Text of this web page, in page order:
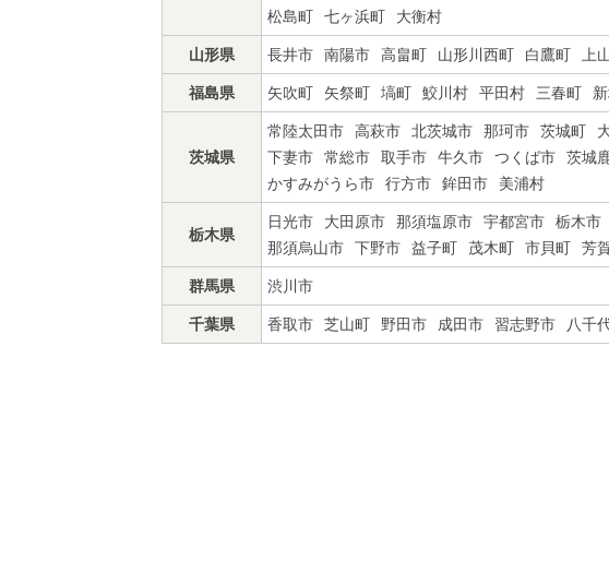
松島町
七ヶ浜町 大衡村
山形県 長井市 南陽市 高畠町 山形川西町 白鷹町 上
福島県 矢吹町 矢祭町 塙町 鮫川村 平田村 三春町
茨城県
常陸太田市 高萩市 北茨城市 那珂市 茨城町
下妻市
常総市 取手市 牛久市 つくば市 茨城
かすみがうら市
行方市 鉾田市 美浦村
栃木県
日光市 大田原市 那須塩原市 宇都宮市 栃木市
那須烏山市
下野市 益子町 茂木町 市貝町 芳
群馬県 渋川市
千葉県 香取市 芝山町 野田市 成田市 習志野市 八千